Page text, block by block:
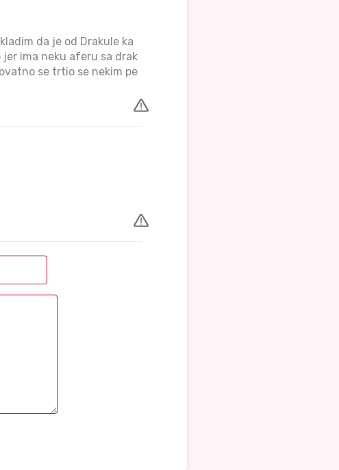
da je od Drakule ka
ima neku aferu sa drak
se trtio se nekim pe